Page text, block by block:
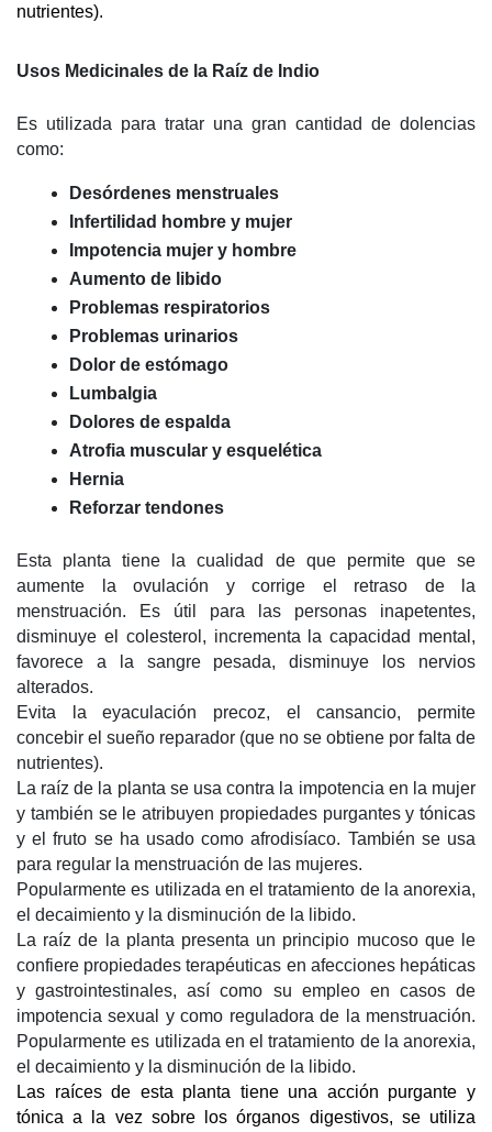
nutrientes).
Usos Medicinales de la Raíz de Indio
Es utilizada para tratar una gran cantidad de dolencias
como:
Desórdenes menstruales
Infertilidad hombre y mujer
Impotencia mujer y hombre
Aumento de libido
Problemas respiratorios
Problemas urinarios
Dolor de estómago
Lumbalgia
Dolores de espalda
Atrofia muscular y esquelética
Hernia
Reforzar tendones
Esta planta tiene la cualidad de que permite que se
aumente la ovulación y corrige el retraso de la
menstruación. Es útil para las personas inapetentes,
disminuye el colesterol, incrementa la capacidad mental,
favorece a la sangre pesada, disminuye los nervios
alterados.
Evita la eyaculación precoz, el cansancio, permite
concebir el sueño reparador (que no se obtiene por falta de
nutrientes).
La raíz de la planta se usa contra la impotencia en la mujer
y también se le atribuyen propiedades purgantes y tónicas
y el fruto se ha usado como afrodisíaco. También se usa
para regular la menstruación de las mujeres.
Popularmente es utilizada en el tratamiento de la anorexia,
el decaimiento y la disminución de la libido.
La raíz de la planta presenta un principio mucoso que le
confiere propiedades terapéuticas en afecciones hepáticas
y gastrointestinales, así como su empleo en casos de
impotencia sexual y como reguladora de la menstruación.
Popularmente es utilizada en el tratamiento de la anorexia,
el decaimiento y la disminución de la libido.
Las raíces de esta planta tiene una acción purgante y
tónica a la vez sobre los órganos digestivos, se utiliza